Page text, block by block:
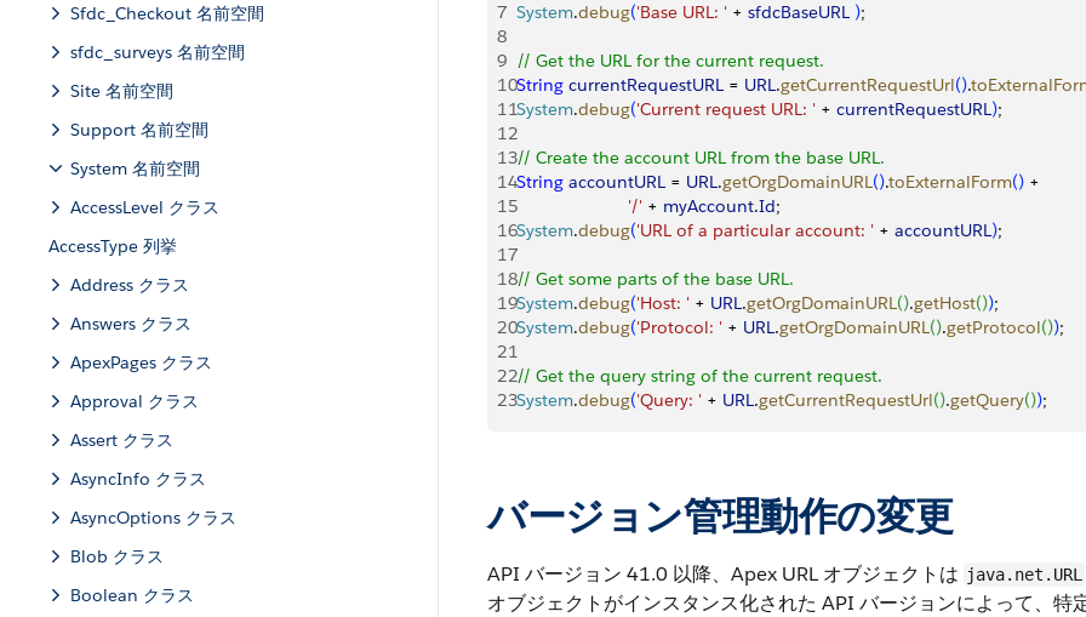
Sfdc_Checkout 名前空間
sfdc_surveys 名前空間
Site 名前空間
Support 名前空間
System 名前空間
AccessLevel クラス
AccessType 列挙
Address クラス
Answers クラス
ApexPages クラス
Approval クラス
Assert クラス
AsyncInfo クラス
AsyncOptions クラス
Blob クラス
Boolean クラス
7 System.debug('Base URL: ' + sfdcBaseURL );
8
9 // Get the URL for the current request.
10String currentRequestURL = URL.getCurrentRequestUrl().
11System.debug('Current request URL: ' + currentRequestURL);
12
13// Create the account URL from the base URL.
14String accountURL = URL.getOrgDomainURL().toExternalForm() +
15
                       '/'
+ myAccount.Id;
16System.debug('URL of a particular account: ' + accountURL);
17
18// Get some parts of the base URL.
19System.debug('Host: ' + URL.getOrgDomainURL().getHost());
20System.debug('Protocol: ' + URL.getOrgDomainURL().getProtocol());
21
22// Get the query string of the current request.
23System.debug('Query: ' + URL.getCurrentRequestUrl().getQuery());
バージョン管理動作の変更
API バージョン 41.0 以降、Apex URL オブジェクトは java.net.URL
オブジェクトがインスタンス化された API バージョンによって、